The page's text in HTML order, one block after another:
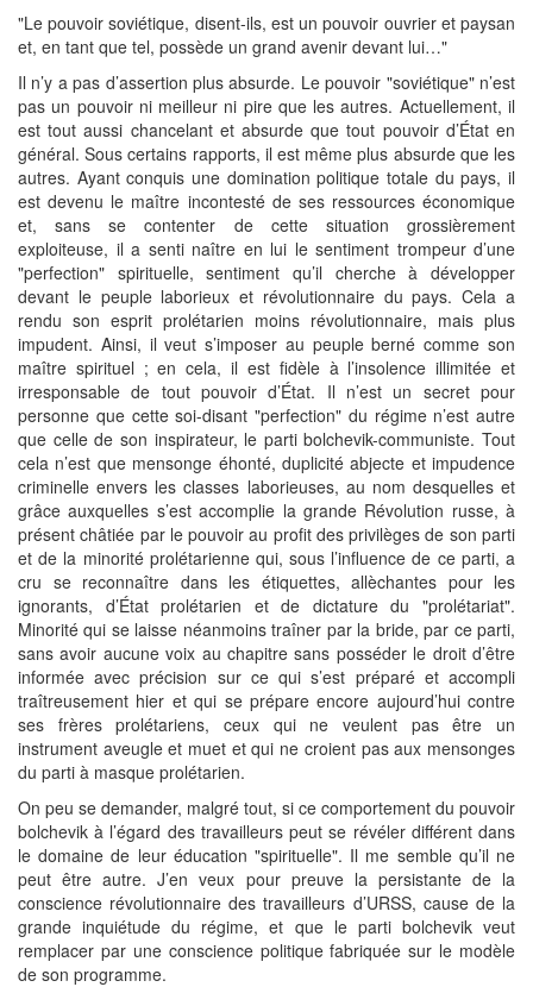
"Le pouvoir soviétique, disent-ils, est un pouvoir ouvrier et paysan
et, en tant que tel, possède un grand avenir devant lui…"
Il n’y a pas d’assertion plus absurde. Le pouvoir "soviétique" n’est
pas un pouvoir ni meilleur ni pire que les autres. Actuellement, il
est tout aussi chancelant et absurde que tout pouvoir d’État en
général. Sous certains rapports, il est même plus absurde que les
autres. Ayant conquis une domination politique totale du pays, il
est devenu le maître incontesté de ses ressources économique
et, sans se contenter de cette situation grossièrement
exploiteuse, il a senti naître en lui le sentiment trompeur d’une
"perfection" spirituelle, sentiment qu’il cherche à développer
devant le peuple laborieux et révolutionnaire du pays. Cela a
rendu son esprit prolétarien moins révolutionnaire, mais plus
impudent. Ainsi, il veut s’imposer au peuple berné comme son
maître spirituel ; en cela, il est fidèle à l’insolence illimitée et
irresponsable de tout pouvoir d’État. Il n’est un secret pour
personne que cette soi-disant "perfection" du régime n’est autre
que celle de son inspirateur, le parti bolchevik-communiste. Tout
cela n’est que mensonge éhonté, duplicité abjecte et impudence
criminelle envers les classes laborieuses, au nom desquelles et
grâce auxquelles s’est accomplie la grande Révolution russe, à
présent châtiée par le pouvoir au profit des privilèges de son parti
et de la minorité prolétarienne qui, sous l’influence de ce parti, a
cru se reconnaître dans les étiquettes, allèchantes pour les
ignorants, d’État prolétarien et de dictature du "prolétariat".
Minorité qui se laisse néanmoins traîner par la bride, par ce parti,
sans avoir aucune voix au chapitre sans posséder le droit d’être
informée avec précision sur ce qui s’est préparé et accompli
traîtreusement hier et qui se prépare encore aujourd’hui contre
ses frères prolétariens, ceux qui ne veulent pas être un
instrument aveugle et muet et qui ne croient pas aux mensonges
du parti à masque prolétarien.
On peu se demander, malgré tout, si ce comportement du pouvoir
bolchevik à l’égard des travailleurs peut se révéler différent dans
le domaine de leur éducation "spirituelle". Il me semble qu’il ne
peut être autre. J’en veux pour preuve la persistante de la
conscience révolutionnaire des travailleurs d’URSS, cause de la
grande inquiétude du régime, et que le parti bolchevik veut
remplacer par une conscience politique fabriquée sur le modèle
de son programme.